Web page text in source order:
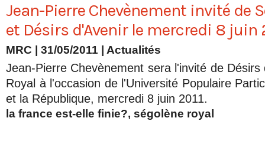
Jean-Pierre Chevènement invité de
et Désirs d'Avenir le mercredi 8 juin
MRC | 31/05/2011 Actualités
Jean-Pierre Chevènement sera l'invité de
Royal à l'occasion de l'Université Populaire
et la République, mercredi 8 juin 2011.
la france est-elle finie?, ségolène royal